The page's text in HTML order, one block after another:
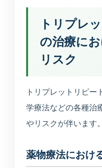
トリプレ
の治療に
リスク
トリプレットリピー
学療法などの各種治
やリスクが伴います。
薬物療法におけ